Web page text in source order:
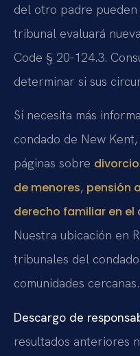
del otro padre
tribunal evaluará
Code § 20-124.3.
determinar si sus
Si necesita más
condado de New
páginas sobre
de menores, pensión
derecho familiar en el
Nuestra ubicación en
tribunales del
comunidades cercanas.
Descargo de
resultados anteriores